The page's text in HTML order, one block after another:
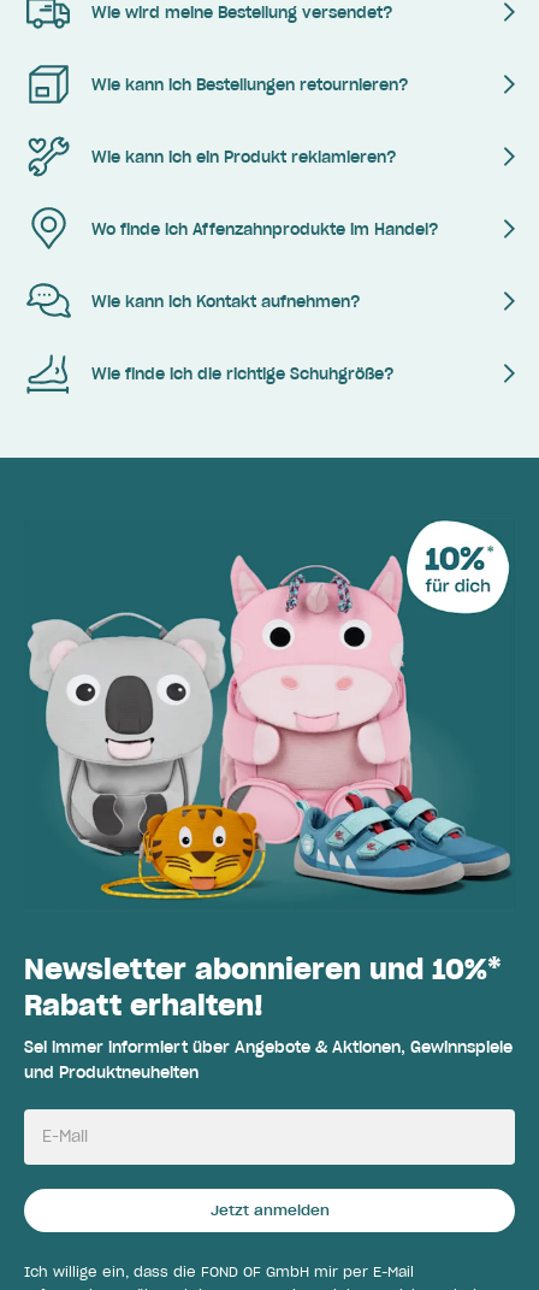
Wie wird meine Bestellung versendet?
Wie kann ich Bestellungen retournieren?
Wie kann ich ein Produkt reklamieren?
Wo finde ich Affenzahnprodukte im Handel?
Wie kann ich Kontakt aufnehmen?
Wie finde ich die richtige Schuhgröße?
Newsletter abonnieren und 10%*
Rabatt erhalten!
Sei immer informiert über Angebote & Aktionen, Gewinnspiele
und Produktneuheiten
E-Mail
Jetzt anmelden
Ich willige ein, dass die FOND OF GmbH mir per E-Mail